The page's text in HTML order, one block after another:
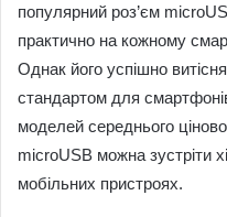
популярний роз’єм
практично на кожному
Однак його успішно
стандартом для
моделей середнього
microUSB можна зустріти
мобільних пристроях.